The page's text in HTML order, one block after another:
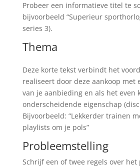
Probeer een informatieve titel te
bijvoorbeeld “Superieur
series 3).
Thema
Deze korte tekst verbindt het
realiseert door deze aankoop met
van je aanbieding en als het even
onderscheidende eigenschap
Bijvoorbeeld: “Lekkerder trainen
playlists om je pols”
Probleemstelling
Schrijf een of twee regels over